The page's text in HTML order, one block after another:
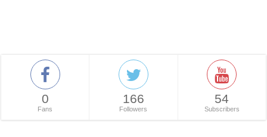
0
Fans
166
Followers
54
Subscribers